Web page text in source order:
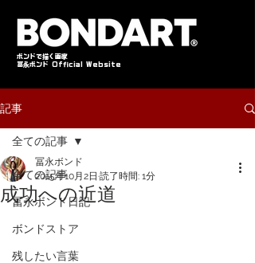
​ボンドで描く画家
冨永ボンド Official Website
記事
全ての記事
冨永ボンド日記
ボンドストア
残したい言葉
全ての記事
成功への近道
冨永ボンド
2015年10月2日 読了時間: 1分